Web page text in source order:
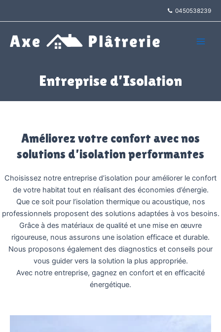
0450538239
Entreprise d’Isolation
Améliorez votre confort avec nos
solutions d’isolation performantes
Choisissez notre entreprise d’isolation pour améliorer le confort
de votre habitat tout en réalisant des économies d’énergie.
Que ce soit pour l’isolation thermique ou acoustique, nos
professionnels proposent des solutions adaptées à vos besoins.
Grâce à des matériaux de qualité et une mise en œuvre
rigoureuse, nous assurons une isolation efficace et durable.
Nous proposons également des diagnostics et conseils pour
vous guider vers la solution la plus appropriée.
Avec notre entreprise, gagnez en confort et en efficacité
énergétique.